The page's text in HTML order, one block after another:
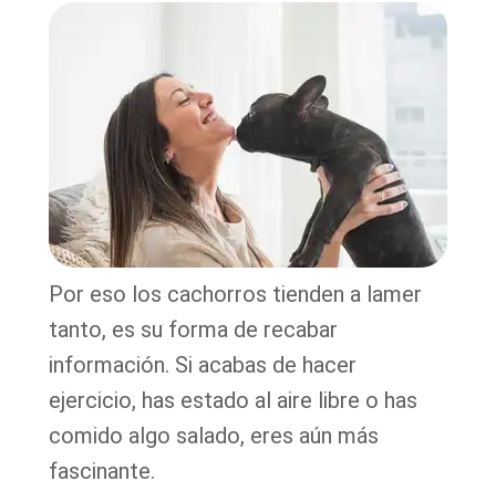
Por eso los cachorros tienden a lamer
tanto, es su forma de recabar
información. Si acabas de hacer
ejercicio, has estado al aire libre o has
comido algo salado, eres aún más
fascinante.